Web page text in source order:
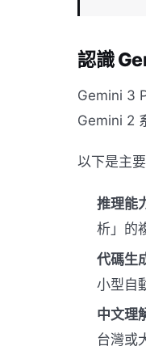
認識
Gemini 3
Gemini 2
以下是主
推理能
析」的
代碼生
小型自
中文理
台灣或